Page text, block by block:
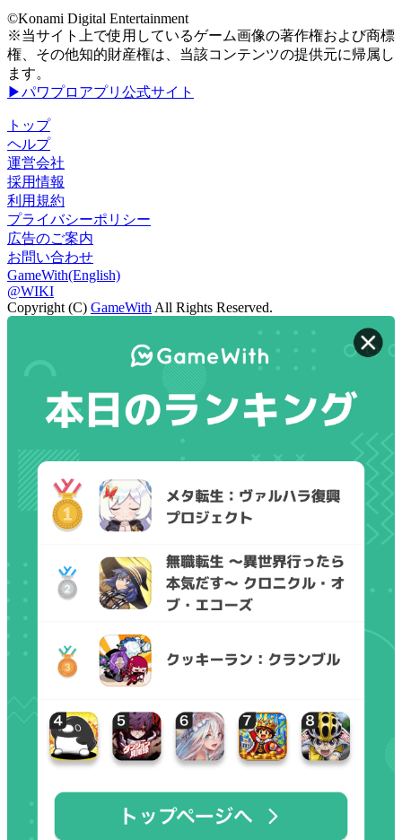
©Konami Digital Entertainment
※当サイト上で使用しているゲーム画像の著作権および商標
権、その他知的財産権は、当該コンテンツの提供元に帰属し
ます。
▶パワプロアプリ公式サイト
トップ
ヘルプ
運営会社
採用情報
利用規約
プライバシーポリシー
広告のご案内
お問い合わせ
GameWith(English)
@WIKI
Copyright (C) GameWith All Rights Reserved.